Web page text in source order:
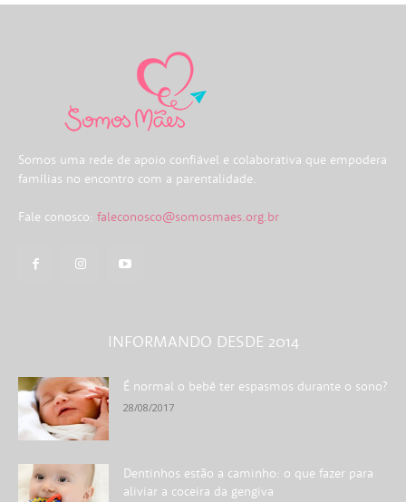
Somos uma rede de apoio confiável e colaborativa que empodera
famílias no encontro com a parentalidade.
Fale conosco: faleconosco@somosmaes.org.br
INFORMANDO DESDE 2014
É normal o bebê ter espasmos durante o sono?
28/08/2017
Dentinhos estão a caminho: o que fazer para
aliviar a coceira da gengiva